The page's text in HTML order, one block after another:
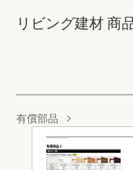
リビング建材 商
有償部品